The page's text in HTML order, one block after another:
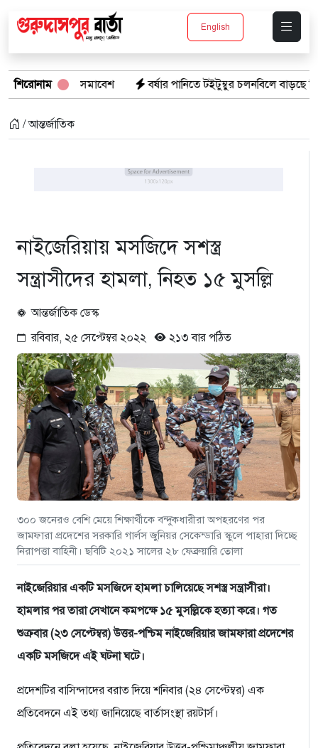
English
শিরোনাম
সমাবেশ বর্ষার পানিতে টইটুম্বুর চলনবিলে বাড়ছে ডিঙি নৌকার
/ আন্তর্জাতিক
নাইজেরিয়ায় মসজিদে সশস্ত্র
সন্ত্রাসীদের হামলা, নিহত ১৫ মুসল্লি
আন্তর্জাতিক ডেস্ক
রবিবার, ২৫ সেপ্টেম্বর ২০২২
২১৩ বার পঠিত
৩০০ জনেরও বেশি মেয়ে শিক্ষার্থীকে বন্দুকধারীরা অপহরণের পর
জামফারা প্রদেশের সরকারি গার্লস জুনিয়র সেকেন্ডারি স্কুলে পাহারা দিচ্ছে
নিরাপত্তা বাহিনী। ছবিটি ২০২১ সালের ২৮ ফেব্রুয়ারি তোলা
নাইজেরিয়ার একটি মসজিদে হামলা চালিয়েছে সশস্ত্র সন্ত্রাসীরা।
হামলার পর তারা সেখানে কমপক্ষে ১৫ মুসল্লিকে হত্যা করে। গত
শুক্রবার (২৩ সেপ্টেম্বর) উত্তর-পশ্চিম নাইজেরিয়ার জামফারা প্রদেশের
একটি মসজিদে এই ঘটনা ঘটে।
প্রদেশটির বাসিন্দাদের বরাত দিয়ে শনিবার (২৪ সেপ্টেম্বর) এক
প্রতিবেদনে এই তথ্য জানিয়েছে বার্তাসংস্থা রয়টার্স।